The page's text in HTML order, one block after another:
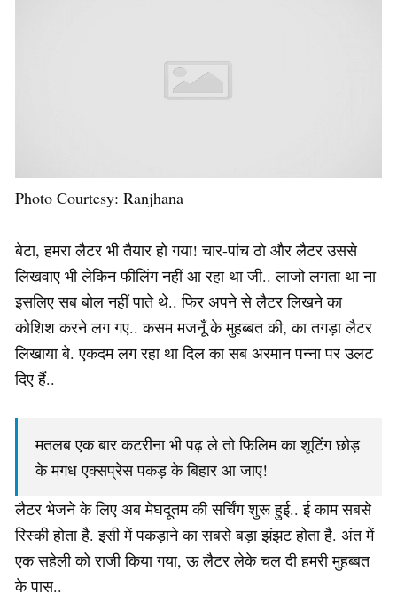
Photo Courtesy: Ranjhana
बेटा, हमरा लैटर भी तैयार हो गया! चार-पांच ठो और लैटर उससे
लिखवाए भी लेकिन फीलिंग नहीं आ रहा था जी.. लाजो लगता था ना
इसलिए सब बोल नहीं पाते थे.. फिर अपने से लैटर लिखने का
कोशिश करने लग गए.. कसम मजनूँ के मुहब्बत की, का तगड़ा लैटर
लिखाया बे. एकदम लग रहा था दिल का सब अरमान पन्ना पर उलट
दिए हैं..
मतलब एक बार कटरीना भी पढ़ ले तो फिलिम का शूटिंग छोड़
के मगध एक्सप्रेस पकड़ के बिहार आ जाए!
लैटर भेजने के लिए अब मेघदूतम की सर्चिंग शुरू हुई.. ई काम सबसे
रिस्की होता है. इसी में पकड़ाने का सबसे बड़ा झंझट होता है. अंत में
एक सहेली को राजी किया गया, ऊ लैटर लेके चल दी हमरी मुहब्बत
के पास..